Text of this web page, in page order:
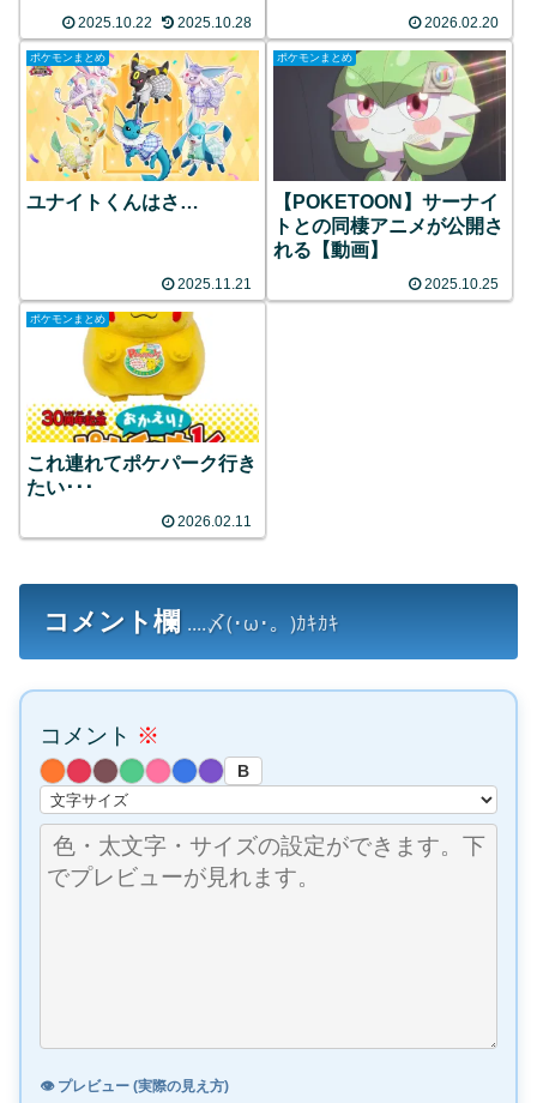
2025.10.22 2025.10.28 2026.02.20
ポケモンまとめ
ユナイトくんはさ…
2025.11.21
ポケモンまとめ
【POKETOON】サーナイ
トとの同棲アニメが公開さ
れる【動画】
2025.10.25
ポケモンまとめ
これ連れてポケパーク行き
たい･･･
2026.02.11
コメント欄 ....〆(･ω･。)ｶｷｶｷ
コメント ※
B
👁️ プレビュー (実際の見え方)